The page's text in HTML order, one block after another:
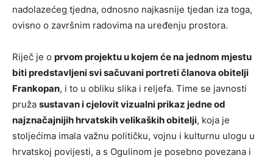
nadolazećeg tjedna, odnosno najkasnije tjedan iza toga,
ovisno o završnim radovima na uređenju prostora.
Riječ je o prvom projektu u kojem će na jednom mjestu
biti predstavljeni svi sačuvani portreti članova obitelji
Frankopan, i to u obliku slika i reljefa. Time se javnosti
pruža sustavan i cjelovit vizualni prikaz jedne od
najznačajnijih hrvatskih velikaških obitelji, koja je
stoljećima imala važnu političku, vojnu i kulturnu ulogu u
hrvatskoj povijesti, a s Ogulinom je posebno povezana i